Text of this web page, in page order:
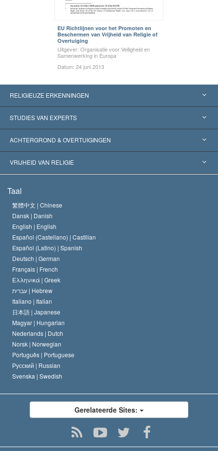
EU Richtlijnen voor het Promoten en
Beschermen van Vrijheid van Religie of
Overtuiging
Uitgever: Organisatie voor Veiligheid en
Samenwerking in Europa
Datum: 24 juni 2013
RELIGIEUZE ERKENNINGEN
Verenigde Staten
Wereldwijde Erkenningen
Historische Beslissingen
STUDIES VAN EXPERTS
Expertises per Categorie
’s Werelds Meest Vooraanstaande Experts
ACHTERGROND & OVERTUIGINGEN
L. Ron Hubbard
Het Credo van de Scientology Kerk
De Code van een Scientoloog
David Miscavige
VRIJHEID VAN RELIGIE
Internationale Mensenrechten Standaards
Verklaring over Religie
Taal
繁體中文 | Chinese
Dansk | Danish
English | English
Español (Castellano) | Castilian
Español (Latino) | Spanish
Deutsch | German
Français | French
Ελληνικά | Greek
עברית | Hebrew
Italiano | Italian
日本語 | Japanese
Magyar | Hungarian
Nederlands | Dutch
Norsk | Norwegian
Português | Portuguese
Русский | Russian
Svenska | Swedish
Gerelateerde Sites: